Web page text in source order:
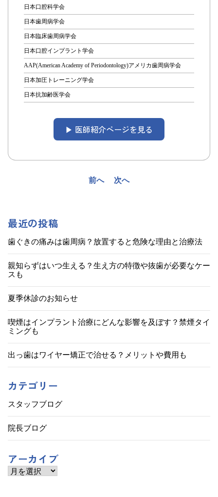
日本口腔科学会
日本歯周病学会
日本臨床歯周病学会
日本口腔インプラント学会
AAP(American Academy of Periodontology)アメリカ歯周病学会
日本加圧トレーニング学会
日本抗加齢医学会
▶︎ 医師紹介ページを見る
ナ
ビ
ゲ
ー
シ
ョ
ン
前へ 次へ
最近の投稿
歯ぐきの痛みは歯周病？放置すると危険な理由と治療法
親知らずはいつ生える？生え方の特徴や抜歯が必要なケー
スも
夏季休診のお知らせ
喫煙はインプラント治療にどんな影響を及ぼす？禁煙タイ
ミングも
出っ歯はワイヤー矯正で治せる？メリットや費用も
カテゴリー
スタッフブログ
院長ブログ
アーカイブ
ア
ー